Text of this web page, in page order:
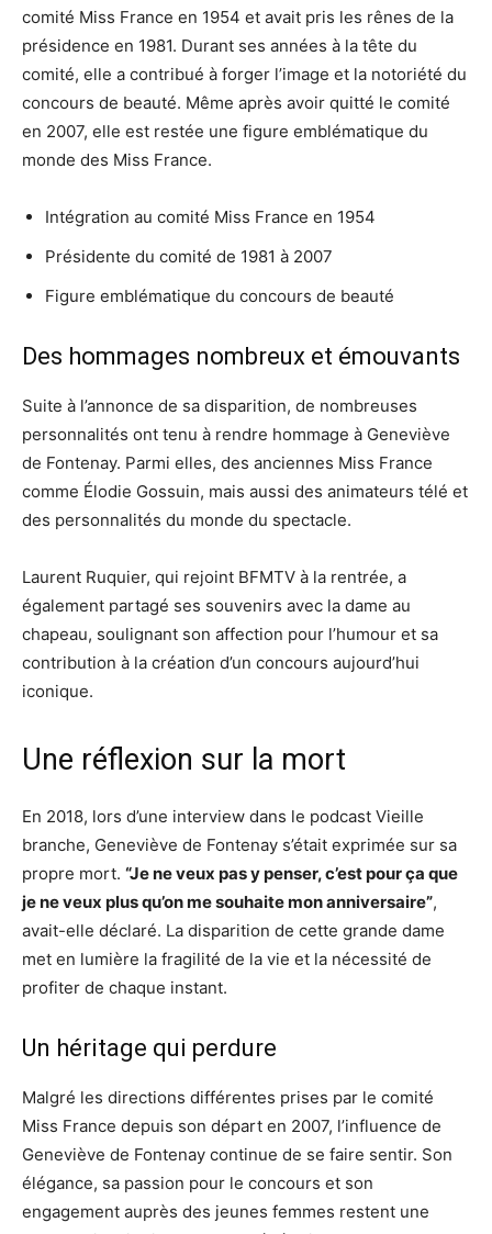
comité Miss France en 1954 et avait pris les rênes de la
présidence en 1981. Durant ses années à la tête du
comité, elle a contribué à forger l’image et la notoriété du
concours de beauté. Même après avoir quitté le comité
en 2007, elle est restée une figure emblématique du
monde des Miss France.
Intégration au comité Miss France en 1954
Présidente du comité de 1981 à 2007
Figure emblématique du concours de beauté
Des hommages nombreux et émouvants
Suite à l’annonce de sa disparition, de nombreuses
personnalités ont tenu à rendre hommage à Geneviève
de Fontenay. Parmi elles, des anciennes Miss France
comme Élodie Gossuin, mais aussi des animateurs télé et
des personnalités du monde du spectacle.
Laurent Ruquier, qui rejoint BFMTV à la rentrée, a
également partagé ses souvenirs avec la dame au
chapeau, soulignant son affection pour l’humour et sa
contribution à la création d’un concours aujourd’hui
iconique.
Une réflexion sur la mort
En 2018, lors d’une interview dans le podcast Vieille
branche, Geneviève de Fontenay s’était exprimée sur sa
propre mort. “Je ne veux pas y penser, c’est pour ça que
je ne veux plus qu’on me souhaite mon anniversaire”,
avait-elle déclaré. La disparition de cette grande dame
met en lumière la fragilité de la vie et la nécessité de
profiter de chaque instant.
Un héritage qui perdure
Malgré les directions différentes prises par le comité
Miss France depuis son départ en 2007, l’influence de
Geneviève de Fontenay continue de se faire sentir. Son
élégance, sa passion pour le concours et son
engagement auprès des jeunes femmes restent une